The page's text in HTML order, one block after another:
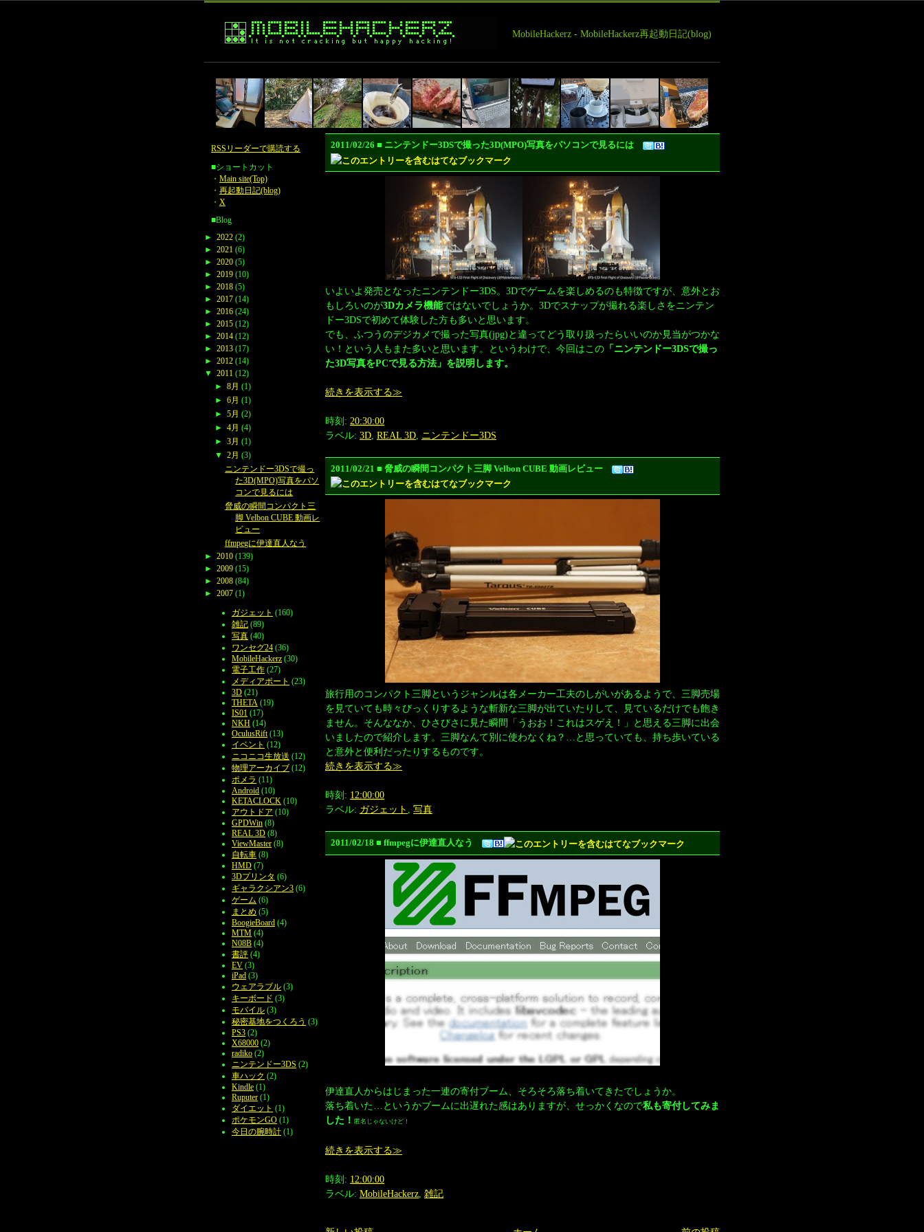
MobileHackerz - MobileHackerz再起動日記(blog)
2011/02/26 ■ ニンテンドー3DSで撮った3D(MPO)写真をパソコンで見るには
いよいよ発売となったニンテンドー3DS。3Dでゲームを楽しめるのも特徴ですが、意外とお
もしろいのが3Dカメラ機能ではないでしょうか。3Dでスナップが撮れる楽しさをニンテン
ドー3DSで初めて体験した方も多いと思います。
でも、ふつうのデジカメで撮った写真(jpg)と違ってどう取り扱ったらいいのか見当がつかな
い！という人もまた多いと思います。というわけで、今回はこの 「ニンテンドー3DSで撮っ
た3D写真をPCで見る方法」を説明します。
続きを表示する≫
時刻: 20:30:00
ラベル: 3D REAL 3D ニンテンドー3DS
2011/02/21 ■ 脅威の瞬間コンパクト三脚 Velbon CUBE 動画レビュー
旅行用のコンパクト三脚というジャンルは各メーカー工夫のしがいがあるようで、三脚売場
を見ていても時々びっくりするような斬新な三脚が出ていたりして、見ているだけでも飽き
ません。そんななか、ひさびさに見た瞬間「うおお！これはスゲえ！」と思える三脚に出会
いましたので紹介します。三脚なんて別に使わなくね？…と思っていても、持ち歩いている
と意外と便利だったりするものです。
続きを表示する≫
時刻: 12:00:00
ラベル: ガジェット 写真
2011/02/18 ■ ffmpegに伊達直人なう
伊達直人からはじまった一連の寄付ブーム、そろそろ落ち着いてきたでしょうか。
落ち着いた…というかブームに出遅れた感はありますが、せっかくなので私も寄付してみま
した！ 匿名じゃないけど！
続きを表示する≫
時刻: 12:00:00
ラベル: MobileHackerz 雑記
RSSリーダーで購読する
■ショートカット
・ Main site(Top)
・ 再起動日記(blog)
・ X
■Blog
► 2022 (2)
► 2021 (6)
► 2020 (5)
► 2019 (10)
► 2018 (5)
► 2017 (14)
► 2016 (24)
► 2015 (12)
► 2014 (12)
► 2013 (17)
► 2012 (14)
▼ 2011 (12)
► 8月 (1)
► 6月 (1)
► 5月 (2)
► 4月 (4)
► 3月 (1)
▼ 2月 (3)
ニンテンドー3DSで撮っ
た3D(MPO)写真をパソ
コンで見るには
脅威の瞬間コンパクト三
脚 Velbon CUBE 動画レ
ビュー
ffmpegに伊達直人なう
► 2010 (139)
► 2009 (15)
► 2008 (84)
► 2007 (1)
ガジェット (160)
雑記 (89)
写真 (40)
ワンセグ24 (36)
MobileHackerz (30)
電子工作 (27)
メディアポート (23)
3D (21)
THETA (19)
IS01 (17)
NKH (14)
OculusRift (13)
イベント (12)
ニコニコ生放送 (12)
物理アーカイブ (12)
ポメラ (11)
Android (10)
KETACLOCK (10)
アウトドア (10)
GPDWin (8)
REAL 3D (8)
ViewMaster (8)
自転車 (8)
HMD (7)
3Dプリンタ (6)
ギャラクシアン3 (6)
ゲーム (6)
まとめ (5)
BoogieBoard (4)
MTM (4)
N08B (4)
書評 (4)
EV (3)
iPad (3)
ウェアラブル (3)
キーボード (3)
モバイル (3)
秘密基地をつくろう (3)
PS3 (2)
X68000 (2)
radiko (2)
ニンテンドー3DS (2)
車ハック (2)
Kindle (1)
Ruputer (1)
ダイエット (1)
ポケモンGO (1)
今日の腕時計 (1)